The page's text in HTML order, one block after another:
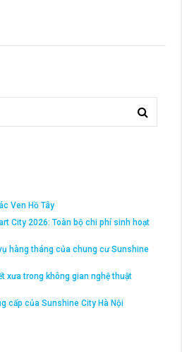
Ven Hồ Tây
City 2026: Toàn bộ chi phí sinh hoạt
hàng tháng của chung cư Sunshine
xưa trong không gian nghệ thuật
cấp của Sunshine City Hà Nội